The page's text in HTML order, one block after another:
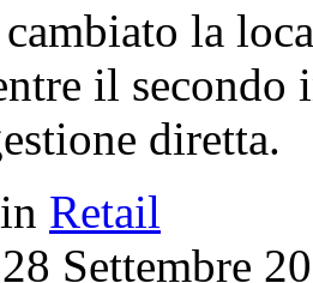
la
il secondo
diretta.
Retail
Settembre